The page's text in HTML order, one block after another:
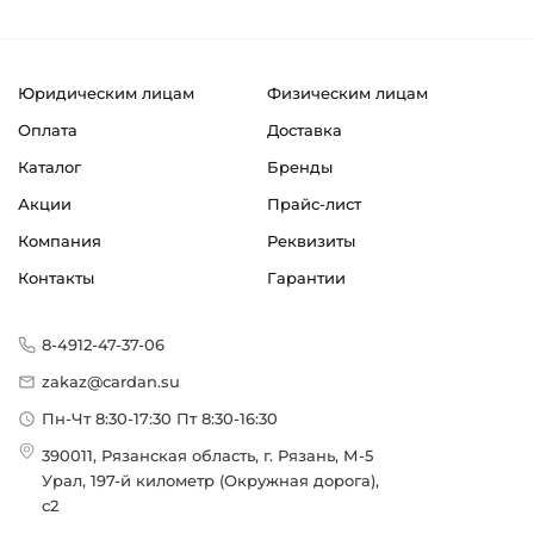
Юридическим лицам
Физическим лицам
Оплата
Доставка
Каталог
Бренды
Акции
Прайс-лист
Компания
Реквизиты
Контакты
Гарантии
8-4912-47-37-06
zakaz@cardan.su
Пн-Чт 8:30-17:30 Пт 8:30-16:30
390011, Рязанская область, г. Рязань, М-5
Урал, 197-й километр (Окружная дорога),
с2